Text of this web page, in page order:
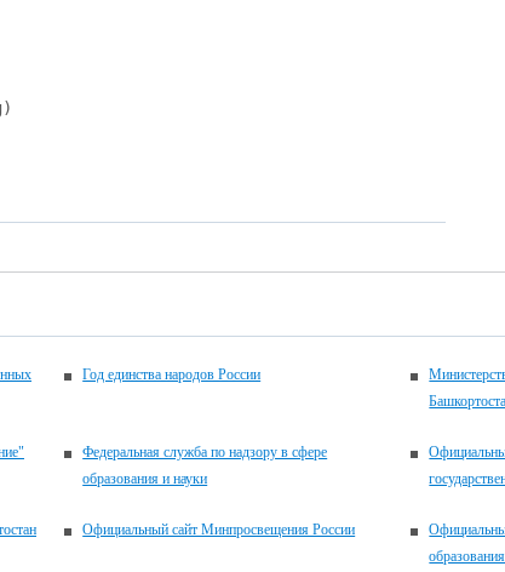
Год единства народов России
Федеральная служба по надзору в сфере
образования и науки
Официальный сайт Минпросвещения России